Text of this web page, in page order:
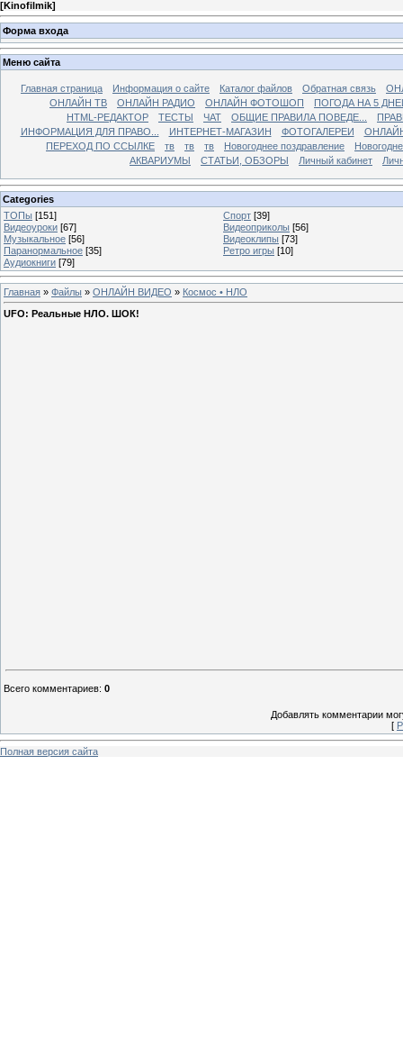
[Kinofilmik]
Форма входа
Меню сайта
Главная страница Информация о сайте Каталог файлов Обратная связь
ОНЛАЙН ТВ
ОНЛАЙН РАДИО ОНЛАЙН ФОТОШОП
ПОГОДА НА 5
HTML-РЕДАКТОР
ТЕСТЫ ЧАТ ОБЩИЕ ПРАВИЛА ПОВЕДЕ...
ИНФОРМАЦИЯ ДЛЯ ПРАВО...
ИНТЕРНЕТ-МАГАЗИН ФОТОГАЛЕРЕИ
ПЕРЕХОД ПО ССЫЛКЕ
тв тв тв Новогоднее поздравление
АКВАРИУМЫ
СТАТЬИ, ОБЗОРЫ Личный кабинет
Categories
ТОПы [151] Спорт [39]
Видеоуроки [67] Видеоприколы [56]
Музыкальное [56] Видеоклипы [73]
Паранормальное [35] Ретро игры [10]
Аудиокниги [79]
Главная » Файлы » ОНЛАЙН ВИДЕО » Космос • НЛО
UFO: Реальные НЛО. ШОК!
Всего комментариев: 0
Добавлять комментарии
[
Полная версия сайта